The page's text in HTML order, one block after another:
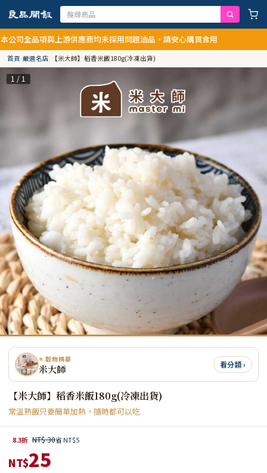
與上游供應商均未採用問題油品，請安心購買食用
首頁/嚴選名店/ 【米大師】稻香米飯180g(冷凍出貨)
1 / 1
⭐ 穀物精華
米大師 看分類 ›
【米大師】稻香米飯180g(冷凍出貨)
常溫熟飯只要簡單加熱，隨時都可以吃
8.3折 NT$ 30省 NT$5
NT$25